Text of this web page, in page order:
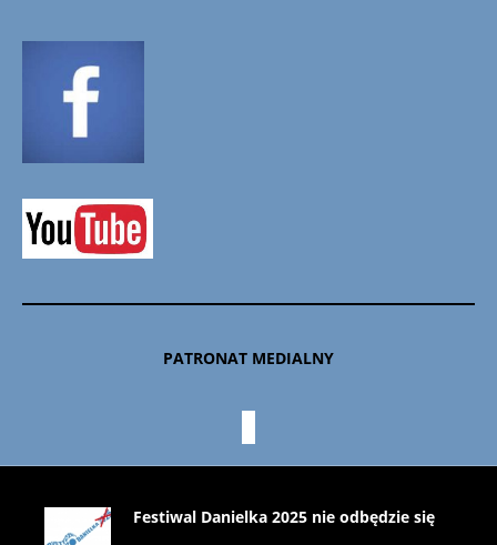
PATRONAT MEDIALNY
Festiwal Danielka 2025 nie odbędzie się